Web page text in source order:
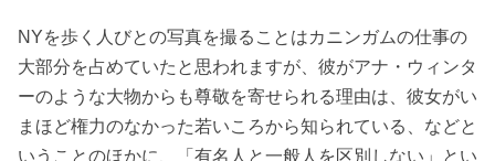
NYを歩く人びとの写真を撮ることはカニンガムの仕事の
大部分を占めていたと思われますが、彼がアナ・ウィンタ
ーのような大物からも尊敬を寄せられる理由は、彼女がい
まほど権力のなかった若いころから知られている、などと
いうことのほかに、「有名人と一般人を区別しない」とい